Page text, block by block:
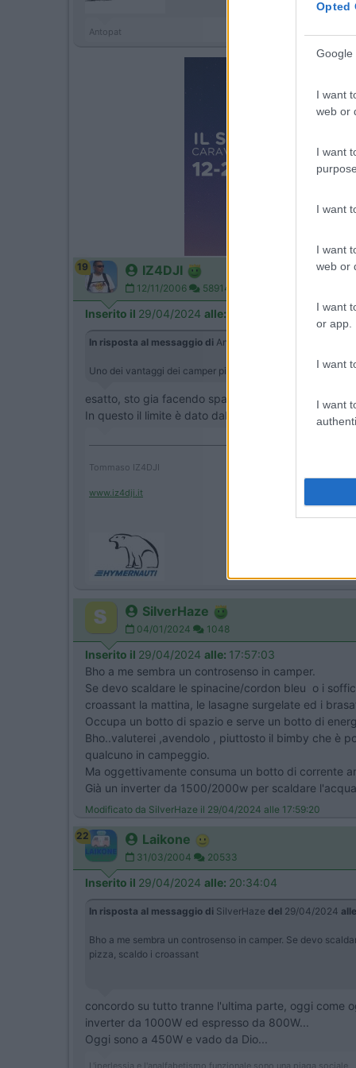
Opted
Google
I want
web or
I want
I want
I want
web or
I want
or app.
I want
I want
Antopat
19 IZ4DJI
12/11/2006 58914
Inserito il 29/04/2024 alle:
In risposta al messaggio di Antopat
Uno dei vantaggi dei camper piccoli è che ti limitano (di
esatto, sto gia facendo spazio in casa per tutta la
In questo il limite è dato dal peso, nel nuovo dallo
Tommaso IZ4DJI
www.iz4dji.it
SilverHaze
04/01/2024 1048
Inserito il 29/04/2024 alle: 17:57:03
Bho a me sembra un controsenso in camper.
Se devo scaldare le spinacine/cordon bleu o i
croassant la mattina, le lasagne surgelate ed i
Occupa un botto di spazio e serve un botto di
Bho..valuterei ,avendolo , piuttosto il bimby che è
qualcuno in campeggio.
Ma oggettivamente consuma un botto di corrente
Già un inverter da 1500/2000w per scaldare
Modificato da SilverHaze il 29/04/2024 alle 17:59:20
22 Laikone
31/03/2004 20533
Inserito il 29/04/2024 alle: 20:34:04
In risposta al messaggio di SilverHaze del 29/04/2024 alle
Bho a me sembra un controsenso in camper. Se devo
pizza, scaldo i croassant
concordo su tutto tranne l'ultima parte, oggi come
inverter da 1000W ed espresso da 800W...
Oggi sono a 450W e vado da Dio...
L'iperlessia e l'analfabetismo funzionale sono una piaga sociale